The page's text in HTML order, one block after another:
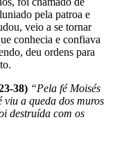
pela patroa e
veio a se tornar
conhecia e confiava
deu ordens para
38) “Pela fé Moisés
viu a queda dos muros
destruída com os